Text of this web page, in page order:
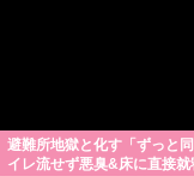
避難所地獄と化す「ずっと
イレ流せず悪臭&床に直接就